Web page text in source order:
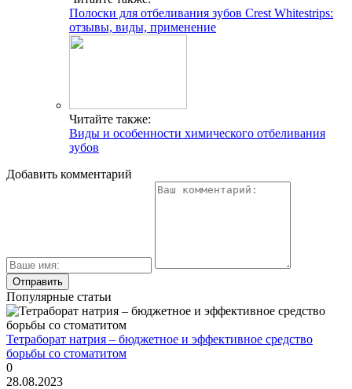
Полоски для отбеливания зубов Crest Whitestrips:
отзывы, виды, применение
Читайте также:
Виды и особенности химического отбеливания
зубов
Добавить комментарий
Популярные статьи
Тетраборат натрия – бюджетное и эффективное средство
борьбы со стоматитом
0
28.08.2023